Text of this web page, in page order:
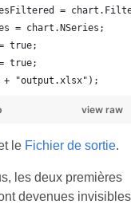
=
= chart.NSeries;
true;
true;
"output.xlsx");
view raw
le Fichier de sortie.
les deux premières
devenues invisibles